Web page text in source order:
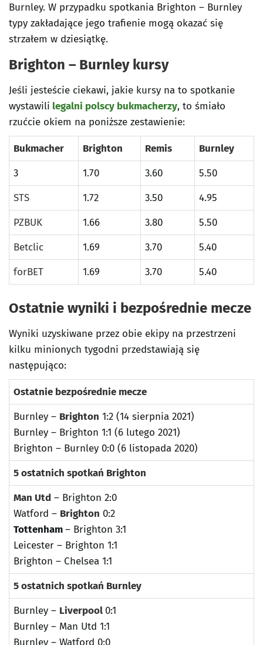
Burnley. W przypadku spotkania Brighton – Burnley
typy zakładające jego trafienie mogą okazać się
strzałem w dziesiątkę.
Brighton – Burnley kursy
Jeśli jesteście ciekawi, jakie kursy na to spotkanie
wystawili legalni polscy bukmacherzy, to śmiało
rzućcie okiem na poniższe zestawienie:
Bukmacher Brighton Remis
Burnley
3
1.70 3.60
5.50
STS
1.72 3.50
4.95
PZBUK
1.66 3.80
5.50
Betclic
1.69 3.70
5.40
forBET
1.69 3.70 5.40
Ostatnie wyniki i bezpośrednie mecze
Wyniki uzyskiwane przez obie ekipy na przestrzeni
kilku minionych tygodni przedstawiają się
następująco:
Ostatnie bezpośrednie mecze
Burnley – Brighton 1:2 (14 sierpnia 2021)
Burnley – Brighton 1:1 (6 lutego 2021)
Brighton – Burnley 0:0 (6 listopada 2020)
5 ostatnich spotkań Brighton
Man Utd – Brighton 2:0
Watford – Brighton 0:2
Tottenham– Brighton 3:1
Leicester – Brighton 1:1
Brighton – Chelsea 1:1
5 ostatnich spotkań Burnley
Burnley – Liverpool 0:1
Burnley – Man Utd 1:1
Burnley – Watford 0:0